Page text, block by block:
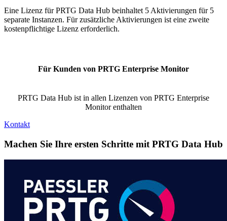
Eine Lizenz für PRTG Data Hub beinhaltet 5 Aktivierungen für 5
separate Instanzen. Für zusätzliche Aktivierungen ist eine zweite
kostenpflichtige Lizenz erforderlich.
Für Kunden von PRTG Enterprise Monitor
PRTG Data Hub ist in allen Lizenzen von PRTG Enterprise
Monitor enthalten
Kontakt
Machen Sie Ihre ersten Schritte mit PRTG Data Hub